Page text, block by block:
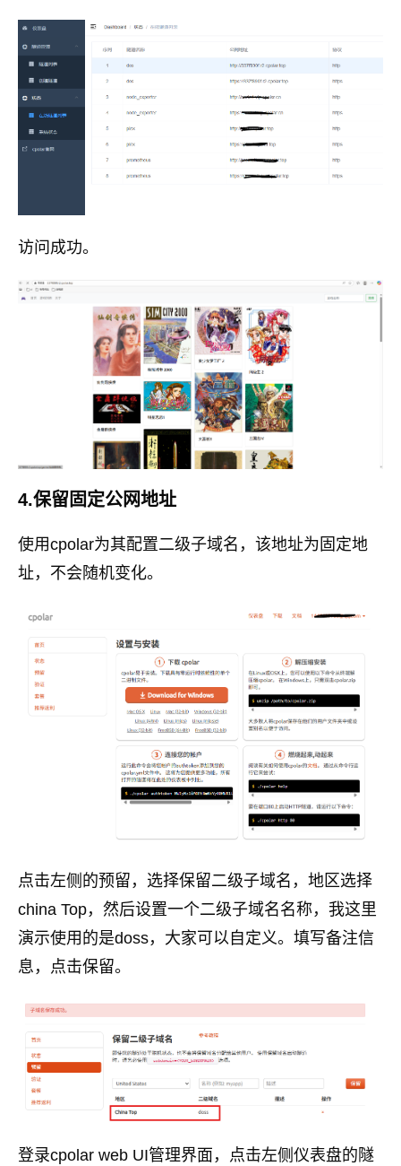
访问成功。
4.保留固定公网地址
使用cpolar为其配置二级子域名，该地址为固定地
址，不会随机变化。
点击左侧的预留，选择保留二级子域名，地区选择
china Top，然后设置一个二级子域名名称，我这里
演示使用的是doss，大家可以自定义。填写备注信
息，点击保留。
登录cpolar web UI管理界面，点击左侧仪表盘的隧